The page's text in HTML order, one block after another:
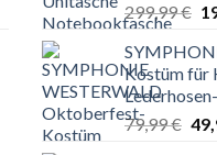
299,99€
Kostüm für
79,99€